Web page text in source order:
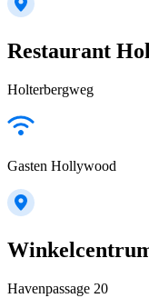
Restaurant
Holterbergweg
Gasten Hollywood
Havenpassage 20